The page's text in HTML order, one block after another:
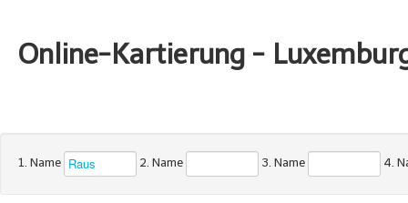
Online-Kartierung -
1. Name 2. Name 3. Name 4.